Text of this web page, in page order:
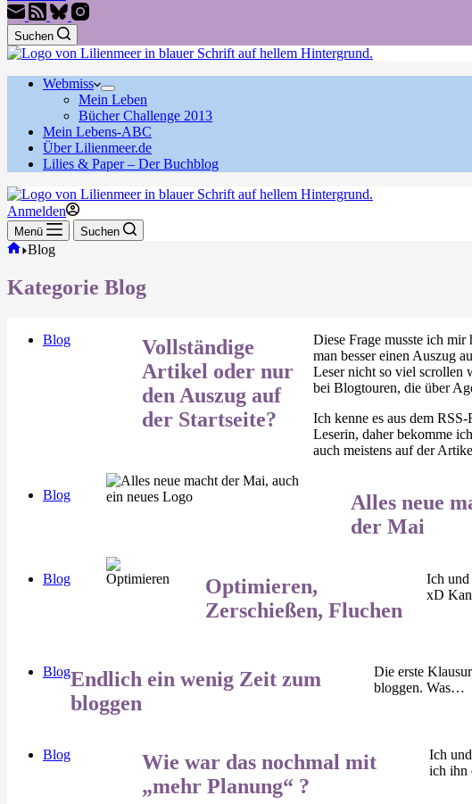
Suchen
Webmiss
Mein Leben
Bücher Challenge 2013
Mein Lebens-ABC
Über Lilienmeer.de
Lilies & Paper – Der Buchblog
Anmelden
Menü Suchen
Start
Blog
Kategorie Blog
Blog
Vollständige
Artikel oder nur
den Auszug auf
der Startseite?
Diese Frage musste ich
man besser einen Auszug
Leser nicht so viel scrollen
bei Blogtouren, die über
Ich kenne es aus dem
Leserin, daher bekomme
auch meistens auf der
Blog
Alles neue
der Mai
Blog
Optimieren,
Zerschießen, Fluchen
Ich und
xD
BlogEndlich ein wenig Zeit zum
bloggen
Die erste
bloggen. Was…
Blog
Wie war das nochmal mit
„mehr Planung“ ?
Ich
ich ihn